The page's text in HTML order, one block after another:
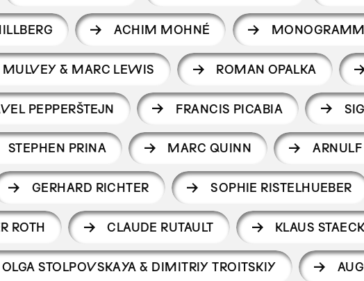
ACHIM MOHNÉ
MULVEY & MARC LEWIS ROMAN OPALKA
PEPPERŠTEJN FRANCIS PICABIA
STEPHEN PRINA MARC QUINN
GERHARD RICHTER SOPHIE RISTELHUEBER
ROTH CLAUDE RUTAULT KLAUS
OLGA STOLPOVSKAYA & DIMITRIY TROITSKIY